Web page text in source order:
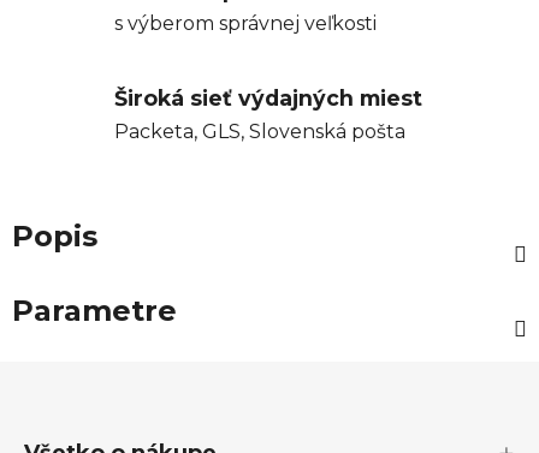
s výberom správnej veľkosti
Široká sieť výdajných miest
Packeta, GLS, Slovenská pošta
Popis
Parametre